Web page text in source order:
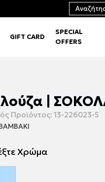
GIFT CARD
SPECIAL
OFFERS
|
Προϊόντος: 13-226023-5
Χρώμα